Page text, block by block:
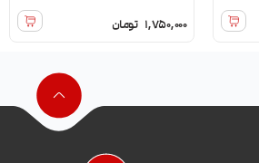
1,750,000 تومان